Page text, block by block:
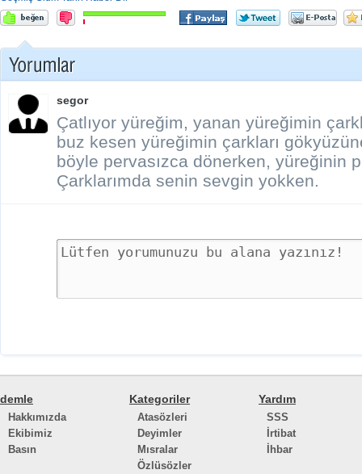
segor
Çatlıyor yüreğim, yanan yüreğimin
buz kesen yüreğimin çarkları
böyle pervasızca dönerken, yüreğinin
Çarklarımda senin sevgin yokken.
demle
Hakkımızda
Ekibimiz
Basın
Kategoriler
Atasözleri
Deyimler
Mısralar
Özlüsözler
Yardım
SSS
İrtibat
İhbar